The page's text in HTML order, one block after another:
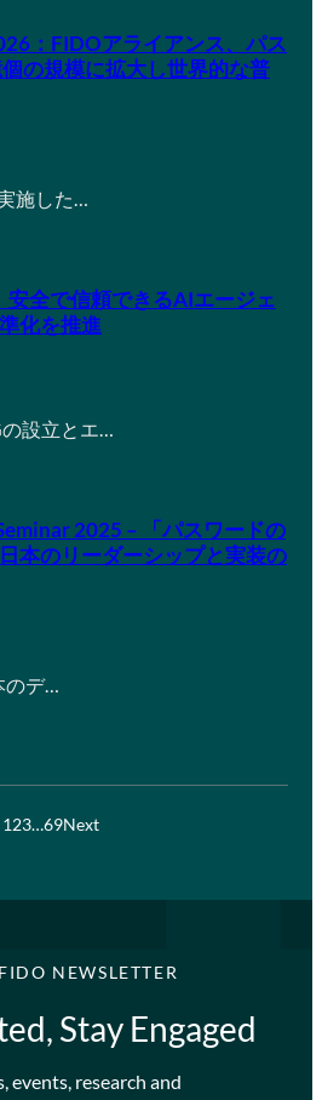
：FIDOアライアンス、パス
の規模に拡大し世界的な普
施した…
全で信頼できるAIエージェ
化を推進
設立とエ…
2025 – 「パスワードの
本のリーダーシップと実装の
デ…
123…69Next
NEWSLETTER
Stay Engaged
events, research and